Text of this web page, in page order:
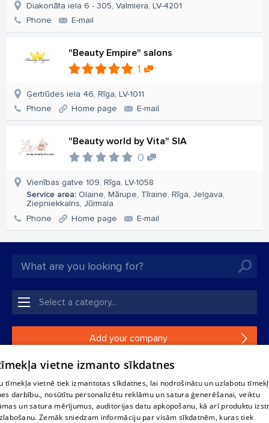
Diakonāta iela 6 - 305, Valmiera, LV-4201
Phone
E-mail
"Beauty Empire" salons
1
Ģertrūdes iela 46, Rīga, LV-1011
Phone
Home page E-mail
"Beauty world by Vita" SIA
0
Vienības gatve 109, Rīga, LV-1058
Service area: Olaine, Mārupe, Tīraine, Rīga, Jelgava,
Ziepniekkalns, Jūrmala
Phone
Home page E-mail
Add your company
If your company is not in our database, please fill in a
Reproduction, or distribution of 1188 database, its parts or the
vietne izmanto sīkdatnes
tīmekļa vietnē tiek izmantotas sīkdatnes, lai nodrošinātu un uzlabotu
darbību., nosūtītu personalizētu reklāmu un satura ģenerēšanai, veiktu
un satura mērījumus, auditorijas datu apkopošanu, kā arī produktu
Zemāk sniedzam informāciju par visām sīkdatnēm, kuras tiek